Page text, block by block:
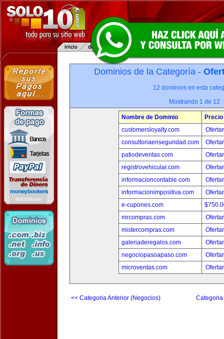
Dominios de la Categoría -
12 dominios en esta
Mostrando 1 de 12
Nombre de Dominio
Precio
customersloyalty.com
consultoriaenseguridad.com
patiodeventas.com
registrovehicular.com
informacioncontable.com
informacionimpositiva.com
e-cupones.com
mrcompras.com
mistercompras.com
galeriaderegalos.com
negociopasoapaso.com
microventas.com
<< Categoria Anterior (Negocios)